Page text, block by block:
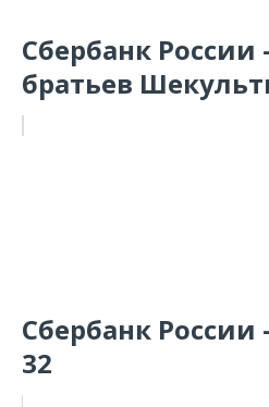
Сбербанк России
братьев
Сбербанк России
32